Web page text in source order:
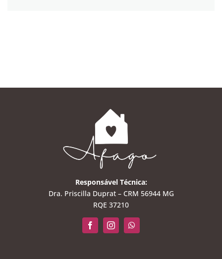
Responsável Técnica:
Dra. Priscilla Duprat – CRM 56944 MG
RQE 37210